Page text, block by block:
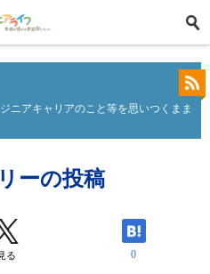
ニアキャリアのこと等を思いつくまま
ーの投稿
る 0